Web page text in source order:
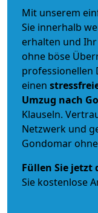
Mit unserem
Sie innerhalb
erhalten und Ihr
ohne böse
professionellen
einen
Umzug nach
Klauseln.
Netzwerk und
Gondomar
Füllen Sie jetzt
Sie kostenlose